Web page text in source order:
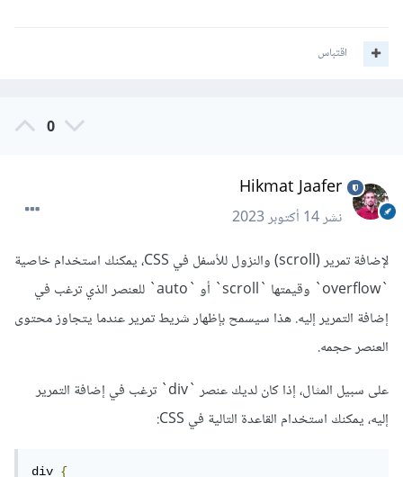
اقتباس
0
Hikmat Jaafer
نشر14 أكتوبر 2023
لإضافة تمرير (scroll) والنزول للأسفل في CSS، يمكنك استخدام خاصية
`overflow` وقيمتها `scroll` أو `auto` للعنصر الذي ترغب في
إضافة التمرير إليه. هذا سيسمح بإظهار شريط تمرير عندما يتجاوز محتوى
العنصر حجمه.
على سبيل المثال، إذا كان لديك عنصر `div` ترغب في إضافة التمرير
إليه، يمكنك استخدام القاعدة التالية في CSS:
div {